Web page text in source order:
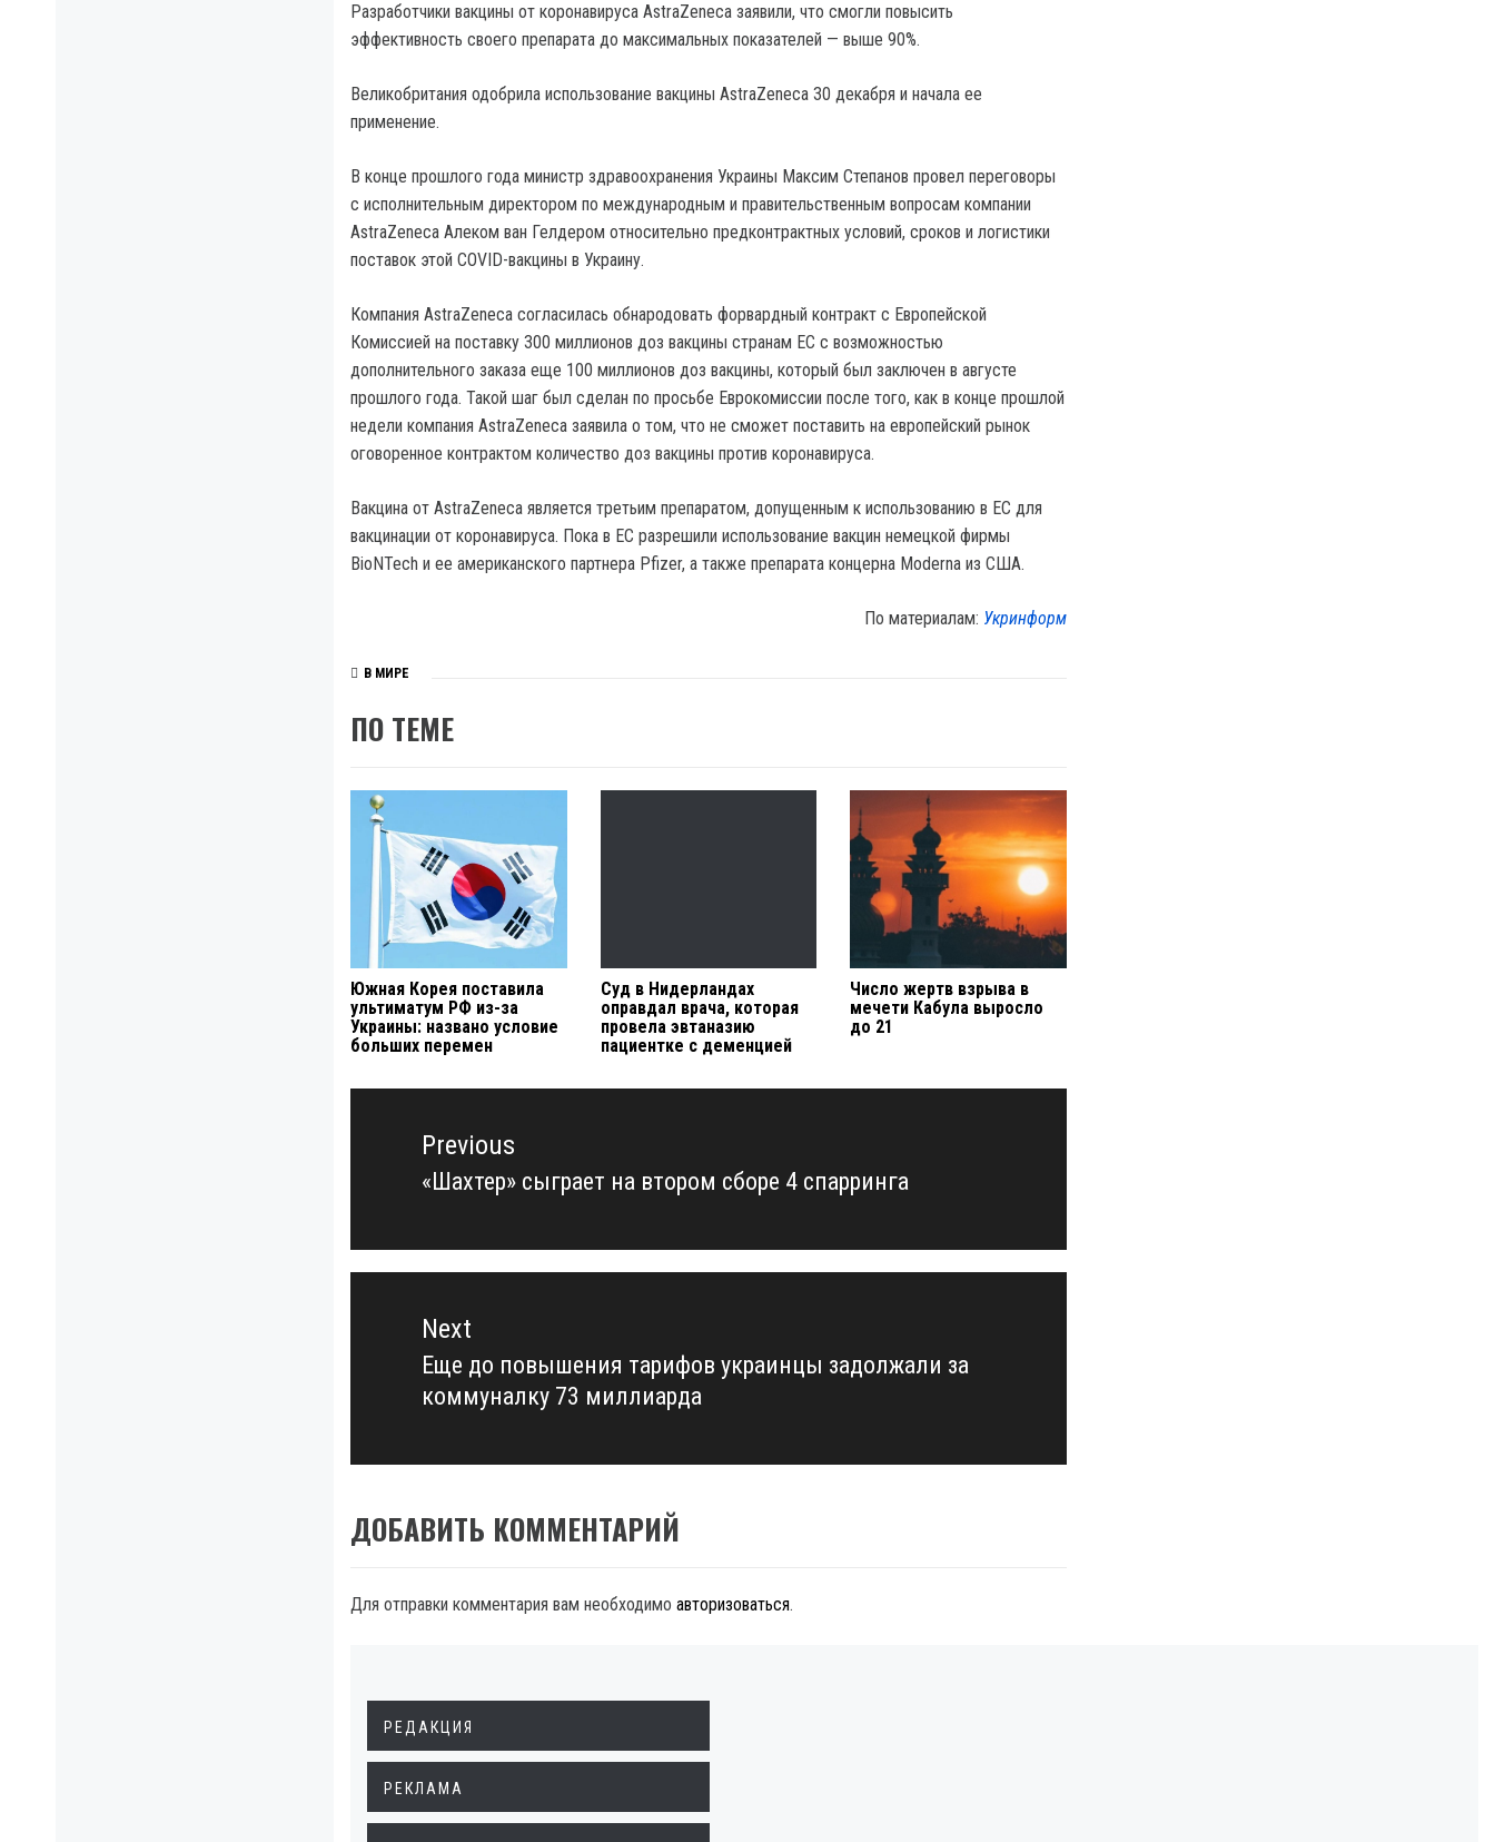
Разработчики вакцины от коронавируса AstraZeneca заявили, что смогли повысить
эффективность своего препарата до максимальных показателей — выше 90%.
Великобритания одобрила использование вакцины AstraZeneca 30 декабря и начала ее
применение.
В конце прошлого года министр здравоохранения Украины Максим Степанов провел переговоры
с исполнительным директором по международным и правительственным вопросам компании
AstraZeneca Алеком ван Гелдером относительно предконтрактных условий, сроков и логистики
поставок этой COVID-вакцины в Украину.
Компания AstraZeneca согласилась обнародовать форвардный контракт с Европейской
Комиссией на поставку 300 миллионов доз вакцины странам ЕС с возможностью
дополнительного заказа еще 100 миллионов доз вакцины, который был заключен в августе
прошлого года. Такой шаг был сделан по просьбе Еврокомиссии после того, как в конце прошлой
недели компания AstraZeneca заявила о том, что не сможет поставить на европейский рынок
оговоренное контрактом количество доз вакцины против коронавируса.
Вакцина от AstraZeneca является третьим препаратом, допущенным к использованию в ЕС для
вакцинации от коронавируса. Пока в ЕС разрешили использование вакцин немецкой фирмы
BioNTech и ее американского партнера Pfizer, а также препарата концерна Moderna из США.
По материалам: Укринформ
В МИРЕ
ПО ТЕМЕ
Южная Корея поставила
ультиматум РФ из-за
Украины: названо условие
больших перемен
Суд в Нидерландах
оправдал врача, которая
провела эвтаназию
пациентке с деменцией
Число жертв взрыва в
мечети Кабула выросло
до 21
Навигация
записямPrevious
Previous
«Шахтер» сыграет на втором сборе 4 спарринга
Next
Next
post:
Еще до повышения тарифов украинцы задолжали за
коммуналку 73 миллиарда
ДОБАВИТЬ КОММЕНТАРИЙ
Для отправки комментария вам необходимо авторизоваться.
РЕДАКЦИЯ
РЕКЛАМА